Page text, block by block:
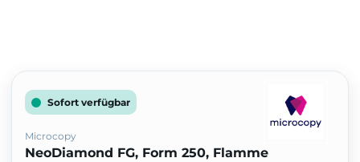
Sofort verfügbar
Microcopy
NeoDiamond FG, Form 250, Flamme